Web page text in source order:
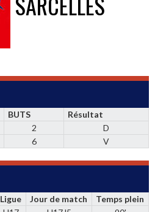
BUTS
Résultat
2
D
6 V
Ligue Jour de match
Temps plein